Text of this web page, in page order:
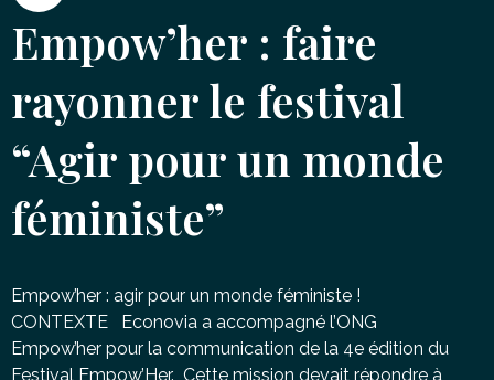
Empow’her : faire
rayonner le festival
“Agir pour un monde
féministe”
Empow’her : agir pour un monde féministe !
CONTEXTE Econovia a accompagné l’ONG
Empow’her pour la communication de la 4e édition du
Festival Empow’Her. Cette mission devait répondre à